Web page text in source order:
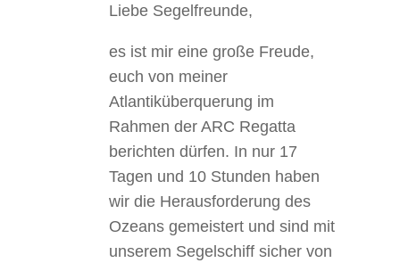
Liebe Segelfreunde,
es ist mir eine große Freude,
euch von meiner
Atlantiküberquerung im
Rahmen der ARC Regatta
berichten dürfen. In nur 17
Tagen und 10 Stunden haben
wir die Herausforderung des
Ozeans gemeistert und sind mit
unserem Segelschiff sicher von